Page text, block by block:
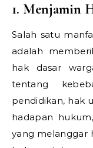
1. Menjamin
Salah satu
adalah
hak dasar
tentang
pendidikan, hak
hadapan
yang melanggar